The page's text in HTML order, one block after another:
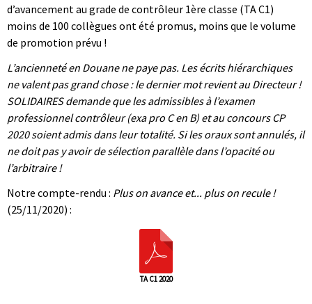
d’avancement au grade de contrôleur 1ère classe (TA C1)
moins de 100 collègues ont été promus, moins que le volume
de promotion prévu !
L’ancienneté en Douane ne paye pas. Les écrits hiérarchiques
ne valent pas grand chose : le dernier mot revient au Directeur !
SOLIDAIRES demande que les admissibles à l’examen
professionnel contrôleur (exa pro C en B) et au concours CP
2020 soient admis dans leur totalité. Si les oraux sont annulés, il
ne doit pas y avoir de sélection parallèle dans l’opacité ou
l’arbitraire !
Notre compte-rendu : Plus on avance et... plus on recule !
(25/11/2020) :
TA C1 2020